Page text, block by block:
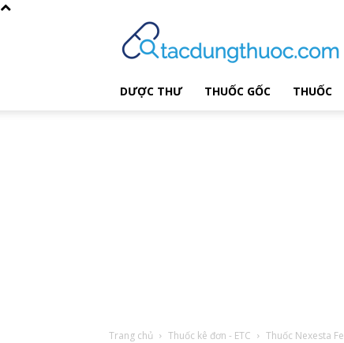
DƯỢC THƯ
THUỐC GỐC THUỐC
Trang chủ Thuốc kê đơn - ETC Thuốc Nexesta Fe